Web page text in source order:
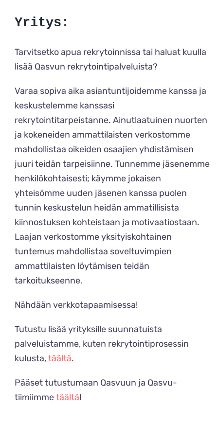
Yritys:
Tarvitsetko apua rekrytoinnissa tai haluat kuulla
lisää Qasvun rekrytointipalveluista?
Varaa sopiva aika asiantuntijoidemme kanssa ja
keskustelemme kanssasi
rekrytointitarpeistanne. Ainutlaatuinen nuorten
ja kokeneiden ammattilaisten verkostomme
mahdollistaa oikeiden osaajien yhdistämisen
juuri teidän tarpeisiinne. Tunnemme jäsenemme
henkilökohtaisesti; käymme jokaisen
yhteisömme uuden jäsenen kanssa puolen
tunnin keskustelun heidän ammatillisista
kiinnostuksen kohteistaan ja motivaatiostaan.
Laajan verkostomme yksityiskohtainen
tuntemus mahdollistaa soveltuvimpien
ammattilaisten löytämisen teidän
tarkoitukseenne.
Nähdään verkkotapaamisessa!
Tutustu lisää yrityksille suunnatuista
palveluistamme, kuten rekrytointiprosessin
kulusta,täältä.
Pääset tutustumaan Qasvuun ja Qasvu-
tiimiimmetäältä!